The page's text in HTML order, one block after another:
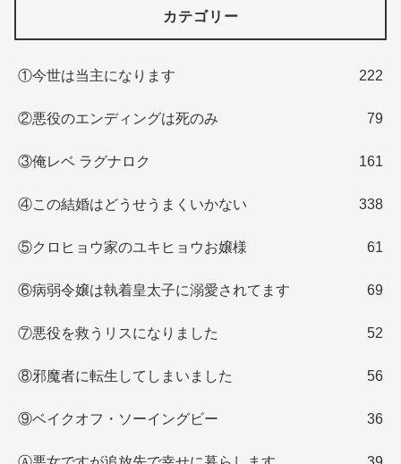
カテゴリー
①今世は当主になります 222
②悪役のエンディングは死のみ 79
③俺レベ ラグナロク 161
④この結婚はどうせうまくいかない 338
⑤クロヒョウ家のユキヒョウお嬢様 61
⑥病弱令嬢は執着皇太子に溺愛されてます 69
⑦悪役を救うリスになりました 52
⑧邪魔者に転生してしまいました 56
⑨ベイクオフ・ソーイングビー 36